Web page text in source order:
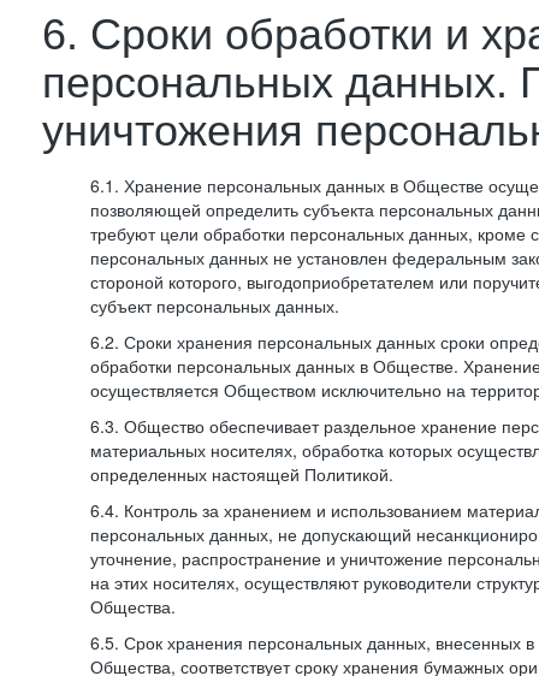
6. Сроки обработки и
персональных данных.
уничтожения
6.1. Хранение персональных данных в Обществе
позволяющей определить субъекта персональных
требуют цели обработки персональных данных, кроме
персональных данных не установлен федеральным
стороной которого, выгодоприобретателем или
субъект персональных данных.
6.2. Сроки хранения персональных данных сроки
обработки персональных данных в Обществе.
осуществляется Обществом исключительно на
6.3. Общество обеспечивает раздельное хранение
материальных носителях, обработка которых
определенных настоящей Политикой.
6.4. Контроль за хранением и использованием
персональных данных, не допускающий
уточнение, распространение и уничтожение
на этих носителях, осуществляют руководители
Общества.
6.5. Срок хранения персональных данных, внесенных
Общества, соответствует сроку хранения бумажных